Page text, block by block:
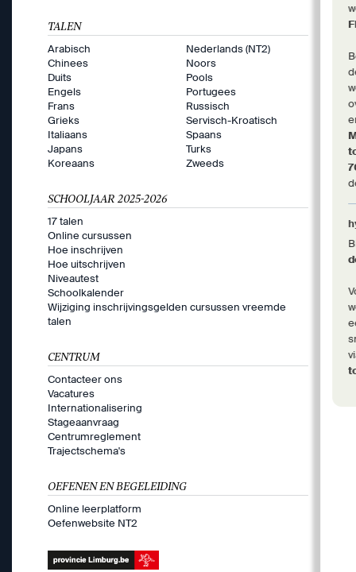
TALEN
Arabisch
Chinees
Duits
Engels
Frans
Grieks
Italiaans
Japans
Koreaans
Nederlands (NT2)
Noors
Pools
Portugees
Russisch
Servisch-Kroatisch
Spaans
Turks
Zweeds
SCHOOLJAAR 2025-2026
17 talen
Online cursussen
Hoe inschrijven
Hoe uitschrijven
Niveautest
Schoolkalender
Wijziging inschrijvingsgelden cursussen vreemde
talen
CENTRUM
Contacteer ons
Vacatures
Internationalisering
Stageaanvraag
Centrumreglement
Trajectschema's
OEFENEN EN BEGELEIDING
Online leerplatform
Oefenwebsite NT2